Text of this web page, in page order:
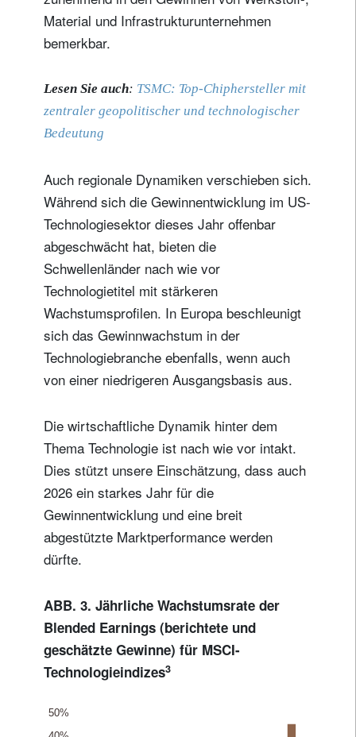
Material und Infrastrukturunternehmen
bemerkbar.
Lesen Sie auch: TSMC: Top-Chiphersteller mit
zentraler geopolitischer und technologischer
Bedeutung
Auch regionale Dynamiken verschieben sich.
Während sich die Gewinnentwicklung im US-
Technologiesektor dieses Jahr offenbar
abgeschwächt hat, bieten die
Schwellenländer nach wie vor
Technologietitel mit stärkeren
Wachstumsprofilen. In Europa beschleunigt
sich das Gewinnwachstum in der
Technologiebranche ebenfalls, wenn auch
von einer niedrigeren Ausgangsbasis aus.
Die wirtschaftliche Dynamik hinter dem
Thema Technologie ist nach wie vor intakt.
Dies stützt unsere Einschätzung, dass auch
2026 ein starkes Jahr für die
Gewinnentwicklung und eine breit
abgestützte Marktperformance werden
dürfte.
ABB. 3. Jährliche Wachstumsrate der
Blended Earnings (berichtete und
geschätzte Gewinne) für MSCI-
Technologieindizes3